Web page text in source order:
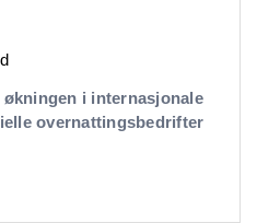
i internasjonale
overnattingsbedrifter